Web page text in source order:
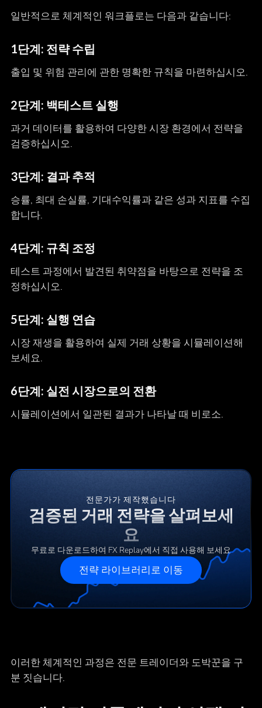
일반적으로 체계적인 워크플로는 다음과 같습니다:
1단계: 전략 수립
출입 및 위험 관리에 관한 명확한 규칙을 마련하십시오.
2단계: 백테스트 실행
과거 데이터를 활용하여 다양한 시장 환경에서 전략을
검증하십시오.
3단계: 결과 추적
승률, 최대 손실률, 기대수익률과 같은 성과 지표를 수집
합니다.
4단계: 규칙 조정
테스트 과정에서 발견된 취약점을 바탕으로 전략을 조
정하십시오.
5단계: 실행 연습
시장 재생을 활용하여 실제 거래 상황을 시뮬레이션해
보세요.
6단계: 실전 시장으로의 전환
시뮬레이션에서 일관된 결과가 나타날 때 비로소.
전문가가 제작했습니다
검증된 거래 전략을 살펴보세
요
무료로 다운로드하여 FX Replay에서 직접 사용해 보세요
전략 라이브러리로 이동
이러한 체계적인 과정은 전문 트레이더와 도박꾼을 구
분 짓습니다.